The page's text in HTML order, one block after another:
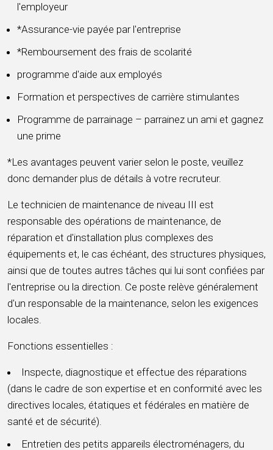
l'employeur
*Assurance-vie payée par l'entreprise
*Remboursement des frais de scolarité
programme d'aide aux employés
Formation et perspectives de carrière stimulantes
Programme de parrainage – parrainez un ami et gagnez
une prime
*Les avantages peuvent varier selon le poste, veuillez
donc demander plus de détails à votre recruteur.
Le technicien de maintenance de niveau III est
responsable des opérations de maintenance, de
réparation et d'installation plus complexes des
équipements et, le cas échéant, des structures physiques,
ainsi que de toutes autres tâches qui lui sont confiées par
l'entreprise ou la direction. Ce poste relève généralement
d'un responsable de la maintenance, selon les exigences
locales.
Fonctions essentielles :
Inspecte, diagnostique et effectue des réparations
(dans le cadre de son expertise et en conformité avec les
directives locales, étatiques et fédérales en matière de
santé et de sécurité).
Entretien des petits appareils électroménagers, du